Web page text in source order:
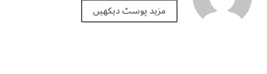
مزید پوسٹ دیکھیں